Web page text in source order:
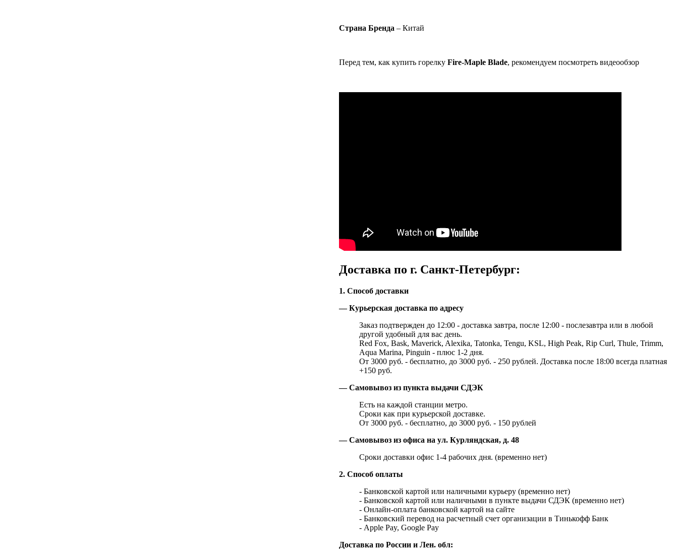
Страна Бренда – Китай
Перед тем, как купить горелку Fire-Maple Blade, рекомендуем посмотреть видеообзор
Доставка по г. Санкт-Петербург:
1. Способ доставки
— Курьерская доставка по адресу
Заказ подтвержден до 12:00 - доставка завтра, после 12:00 - послезавтра или в любой
другой удобный для вас день.
Red Fox, Bask, Maverick, Alexika, Tatonka, Tengu, KSL, High Peak, Rip Curl, Thule, Trimm,
Aqua Marina, Pinguin - плюс 1-2 дня.
От 3000 руб. - бесплатно, до 3000 руб. - 250 рублей. Доставка после 18:00 всегда платная
+150 руб.
— Самовывоз из пункта выдачи СДЭК
Есть на каждой станции метро.
Сроки как при курьерской доставке.
От 3000 руб. - бесплатно, до 3000 руб. - 150 рублей
— Самовывоз из офиса на ул. Курляндская, д. 48
Сроки доставки офис 1-4 рабочих дня. (временно нет)
2. Способ оплаты
- Банковской картой или наличными курьеру (временно нет)
- Банковской картой или наличными в пункте выдачи СДЭК (временно нет)
- Онлайн-оплата банковской картой на сайте
- Банковский перевод на расчетный счет организации в Тинькофф Банк
- Apple Pay, Google Pay
Доставка по России и Лен. обл: